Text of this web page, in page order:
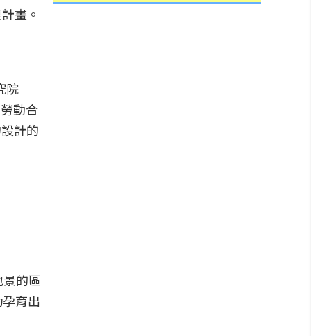
院
動合
計的
的區
育出